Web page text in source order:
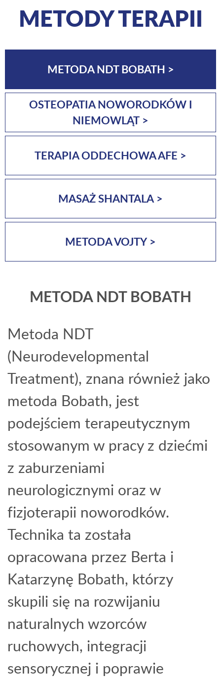
METODY TERAPII
METODA NDT BOBATH >
OSTEOPATIA NOWORODKÓW I
NIEMOWLĄT >
TERAPIA ODDECHOWA AFE >
MASAŻ SHANTALA >
METODA VOJTY >
METODA NDT BOBATH
Metoda NDT
(Neurodevelopmental
Treatment), znana również jako
metoda Bobath, jest
podejściem terapeutycznym
stosowanym w pracy z dziećmi
z zaburzeniami
neurologicznymi oraz w
fizjoterapii noworodków.
Technika ta została
opracowana przez Berta i
Katarzynę Bobath, którzy
skupili się na rozwijaniu
naturalnych wzorców
ruchowych, integracji
sensorycznej i poprawie